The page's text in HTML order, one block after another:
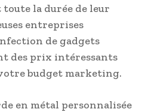
la durée de leur
entreprises
de gadgets
des prix intéressants
budget marketing.
en métal personnalisée